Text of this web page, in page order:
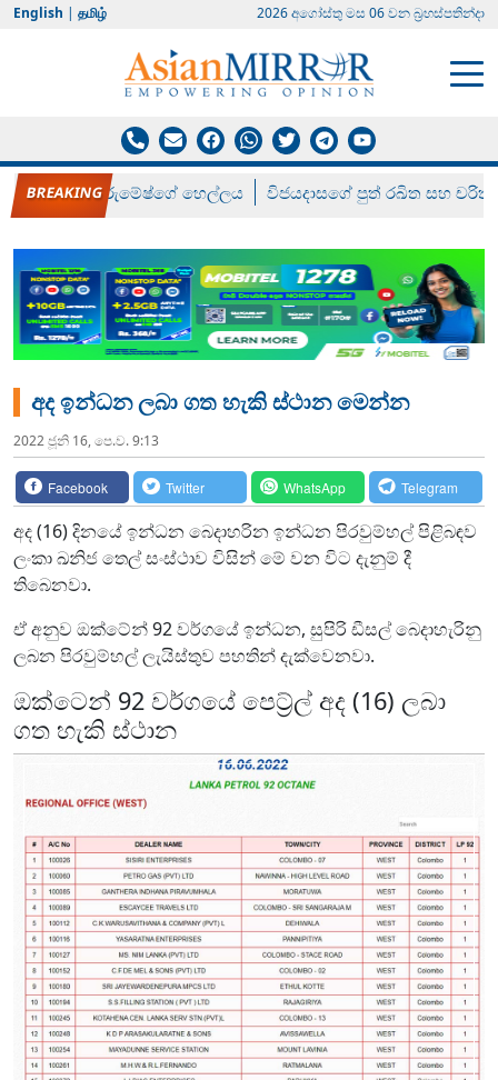
English | தமிழ் 2026 අගෝස්‍තු මස 06 වන බ්‍රහස්පතින්දා
රන් ගෙනා රුමේෂ්ගේ හෙල්ලය විජයදාසගේ පුත් රඛිත සහ චරිත්
අද ඉන්ධන ලබා ගත හැකි ස්ථාන මෙන්න
2022 ජූනි 16, පෙ.ව. 9:13
Facebook Twitter WhatsApp Telegram
අද (16) දිනයේ ඉන්ධන බෙදාහරින ඉන්ධන පිරවුම්හල් පිළිබඳව
ලංකා ඛනිජ තෙල් සංස්ථාව විසින් මේ වන විට දැනුම් දී
තිබෙනවා.
ඒ අනුව ඔක්ටේන් 92 වර්ගයේ ඉන්ධන, සුපිරි ඩීසල් බෙදාහැරිනු
ලබන පිරවුම්හල් ලැයිස්තුව පහතින් දැක්වෙනවා.
ඔක්ටෙන් 92 වර්ගයේ පෙට්‍ර්ල් අද (16) ලබා
ගත හැකි ස්ථාන